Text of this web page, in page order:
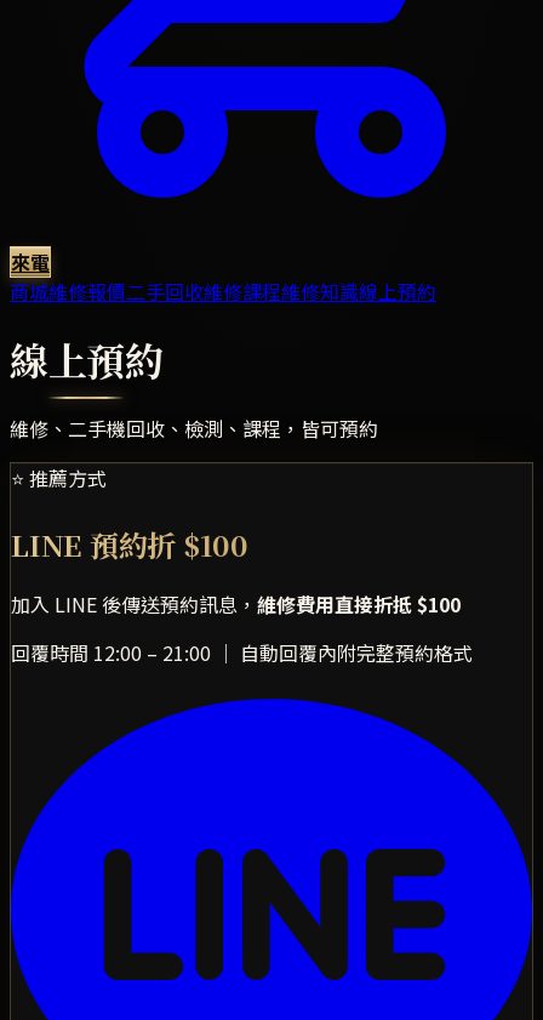
來電
商城維修報價二手回收維修課程維修知識線上預約
線上預約
維修、二手機回收、檢測、課程，皆可預約
⭐ 推薦方式
LINE 預約折 $100
加入 LINE 後傳送預約訊息， 維修費用直接折抵 $100
回覆時間 12:00 – 21:00 ｜ 自動回覆內附完整預約格式